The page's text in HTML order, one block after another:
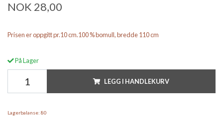
NOK 28,00
Prisen er oppgitt pr.10 cm.100 % bomull, bredde 110 cm
På Lager
LEGG I HANDLEKURV
Lagerbalanse: 80